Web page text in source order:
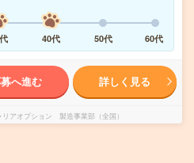
40代 50代 60代
へ進む 詳しく見る
アオプション 製造事業部（全国）